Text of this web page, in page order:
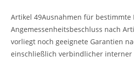
Artikel 49Ausnahmen für bestimmte
Angemessenheitsbeschluss nach
vorliegt noch geeignete Garantien
einschließlich verbindlicher interner